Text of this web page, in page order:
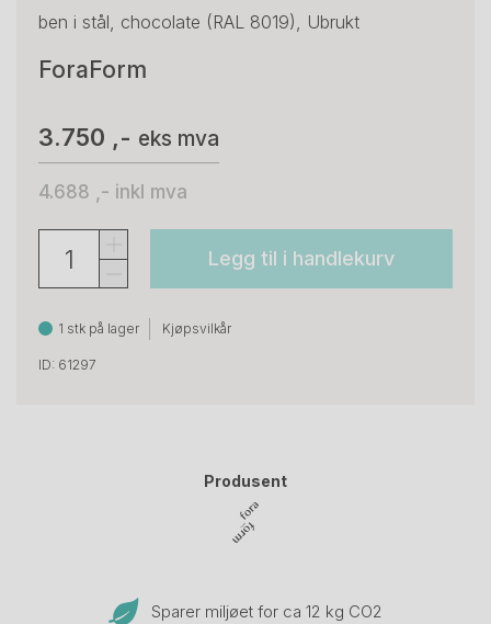
ben i stål, chocolate (RAL 8019), Ubrukt
ForaForm
3.750 ,- eks mva
4.688 ,- inkl mva
Legg til i handlekurv
1 stk på lager Kjøpsvilkår
ID: 61297
Produsent
Sparer miljøet for ca 12 kg CO2